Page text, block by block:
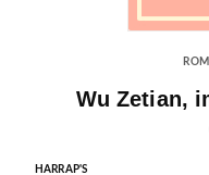
Wu Zetian,
HARRAP'S